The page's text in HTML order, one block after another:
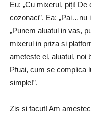
Eu: „Cu mixerul, piți!
cozonaci”. Ea: „Pai…nu
„Punem aluatul in vas,
mixerul in priza si
ameteste el, aluatul, noi
Pfuai, cum se complica
simple!”.
Zis si facut! Am